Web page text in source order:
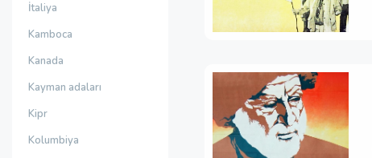
İtaliya
Kamboca
Kanada
Kayman adaları
Kipr
Kolumbiya